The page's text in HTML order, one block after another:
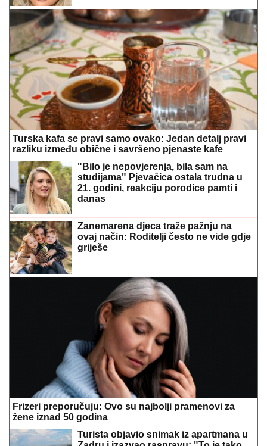
Turska kafa se pravi samo ovako: Jedan detalj pravi
razliku između obične i savršeno pjenaste kafe
"Bilo je nepovjerenja, bila sam na
studijama" Pjevačica ostala trudna u
21. godini, reakciju porodice pamti i
danas
Zanemarena djeca traže pažnju na
ovaj način: Roditelji često ne vide gdje
griješe
Frizeri preporučuju: Ovo su najbolji pramenovi za
žene iznad 50 godina
Turista objavio snimak iz apartmana u